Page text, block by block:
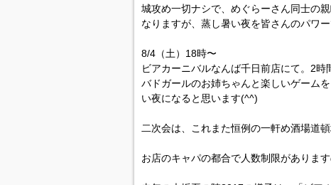
城攻め一切ナシで、めぐらーさん同士の
なりますが、蒸し暑い夜を皆さんのパワ
8/4（土）18時〜
ビアカーニバルなんば千日前店にて。2
バドガールのお姉ちゃんと楽しいゲーム
い夜になると思います(^^)
二次会は、これまた恒例の一軒め酒場道頓
お店のキャパの都合で人数制限がありま